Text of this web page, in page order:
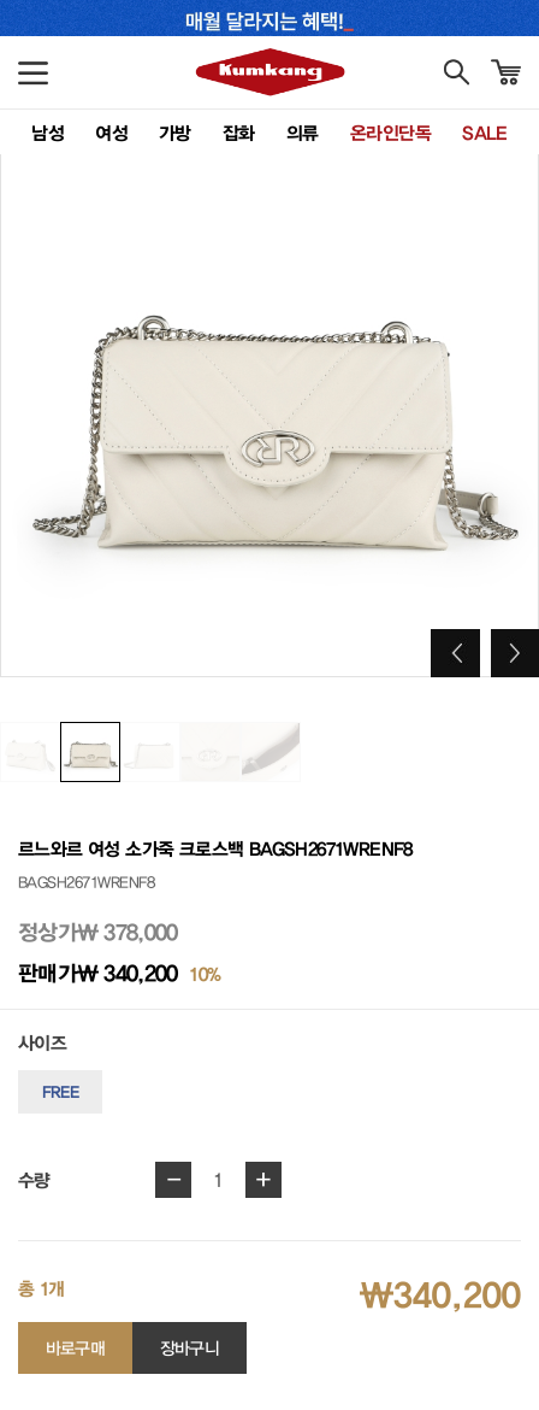
남성 여성 가방 잡화 의류 온라인단독 SALE
르느와르 여성 소가죽 크로스백 BAGSH2671WRENF8
BAGSH2671WRENF8
정상가₩ 378,000
판매가₩ 340,200 10%
사이즈
FREE
수량 - 1 +
총 1개 ₩340,200
바로구매 장바구니